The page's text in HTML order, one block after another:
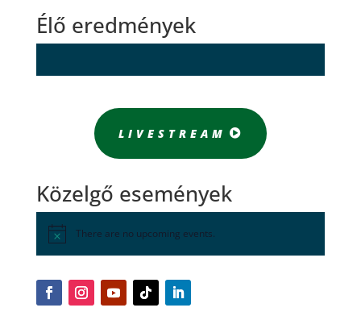
Élő eredmények
LIVESTREAM
Közelgő események
There are no upcoming events.